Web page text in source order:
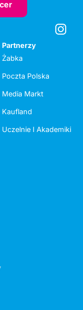
Partnerzy
Żabka
Poczta Polska
Media Markt
Kaufland
Uczelnie I Akademiki